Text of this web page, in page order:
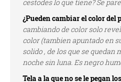
cestodes lo que tiene? Se
¿Pueden cambiar el color del
cambiando de color solo
color (tambien apuntado en
solido , de los que se quedan
noche sin luna. Es negro
Tela a la que no se le pegan